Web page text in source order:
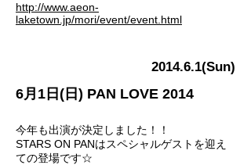
http://www.aeon-
laketown.jp/mori/event/event.html
2014.6.1(Sun)
6月1日(日) PAN LOVE 2014
今年も出演が決定しました！！
STARS ON PANはスペシャルゲストを迎え
ての登場です☆